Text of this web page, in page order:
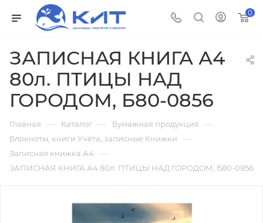
0
ЗАПИСНАЯ КНИГА А4
80л. ПТИЦЫ НАД
ГОРОДОМ, Б80-0856
Главная — Каталог — Бумажная продукция —
Блокноты, книги Учёта, записные Книжки —
Записная книжка А4 —
ЗАПИСНАЯ КНИГА А4 80л. ПТИЦЫ НАД ГОРОДОМ, Б80-0856